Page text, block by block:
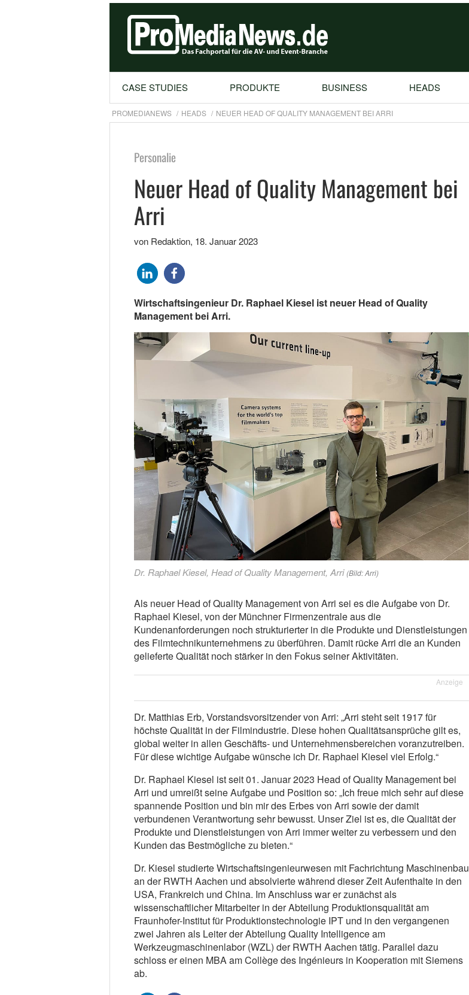
CASE STUDIES PRODUKTE BUSINESS HEADS
PROMEDIANEWS HEADS NEUER HEAD OF QUALITY MANAGEMENT BEI ARRI
Personalie
Neuer Head of Quality Management bei
Arri
von Redaktion, 18. Januar 2023
Wirtschaftsingenieur Dr. Raphael Kiesel ist neuer Head of Quality
Management bei Arri.
Dr. Raphael Kiesel, Head of Quality Management, Arri (Bild: Arri)
Als neuer Head of Quality Management von Arri sei es die Aufgabe von Dr.
Raphael Kiesel, von der Münchner Firmenzentrale aus die
Kundenanforderungen noch strukturierter in die Produkte und Dienstleistungen
des Filmtechnikunternehmens zu überführen. Damit rücke Arri die an Kunden
gelieferte Qualität noch stärker in den Fokus seiner Aktivitäten.
Anzeige
Dr. Matthias Erb, Vorstandsvorsitzender von Arri: „Arri steht seit 1917 für
höchste Qualität in der Filmindustrie. Diese hohen Qualitätsansprüche gilt es,
global weiter in allen Geschäfts- und Unternehmensbereichen voranzutreiben.
Für diese wichtige Aufgabe wünsche ich Dr. Raphael Kiesel viel Erfolg.“
Dr. Raphael Kiesel ist seit 01. Januar 2023 Head of Quality Management bei
Arri und umreißt seine Aufgabe und Position so: „Ich freue mich sehr auf diese
spannende Position und bin mir des Erbes von Arri sowie der damit
verbundenen Verantwortung sehr bewusst. Unser Ziel ist es, die Qualität der
Produkte und Dienstleistungen von Arri immer weiter zu verbessern und den
Kunden das Bestmögliche zu bieten.“
Dr. Kiesel studierte Wirtschaftsingenieurwesen mit Fachrichtung Maschinenbau
an der RWTH Aachen und absolvierte während dieser Zeit Aufenthalte in den
USA, Frankreich und China. Im Anschluss war er zunächst als
wissenschaftlicher Mitarbeiter in der Abteilung Produktionsqualität am
Fraunhofer-Institut für Produktionstechnologie IPT und in den vergangenen
zwei Jahren als Leiter der Abteilung Quality Intelligence am
Werkzeugmaschinenlabor (WZL) der RWTH Aachen tätig. Parallel dazu
schloss er einen MBA am Collège des Ingénieurs in Kooperation mit Siemens
ab.